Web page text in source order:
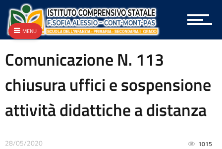
Archivio
Archivio Albo OnLine e Amministrazione Trasparente
Archivio Bandi e Gare
Archivio Circolari Docenti
Archivio Circolari Genitori
Archivio NEWS Vecchio
Archivio P.T.O.F.
Archivio vecchie Graduatorie
Archivio vecchio PON
Aree Tematiche
Comunicazione N. 113
chiusura uffici e sospensione
attività didattiche a distanza
28/05/2020 1015
MENU